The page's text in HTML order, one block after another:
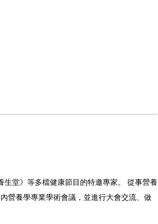
堂》等多檔健康節目的特邀專家。 從事營養
營養學專業學術會議，並進行大會交流、做